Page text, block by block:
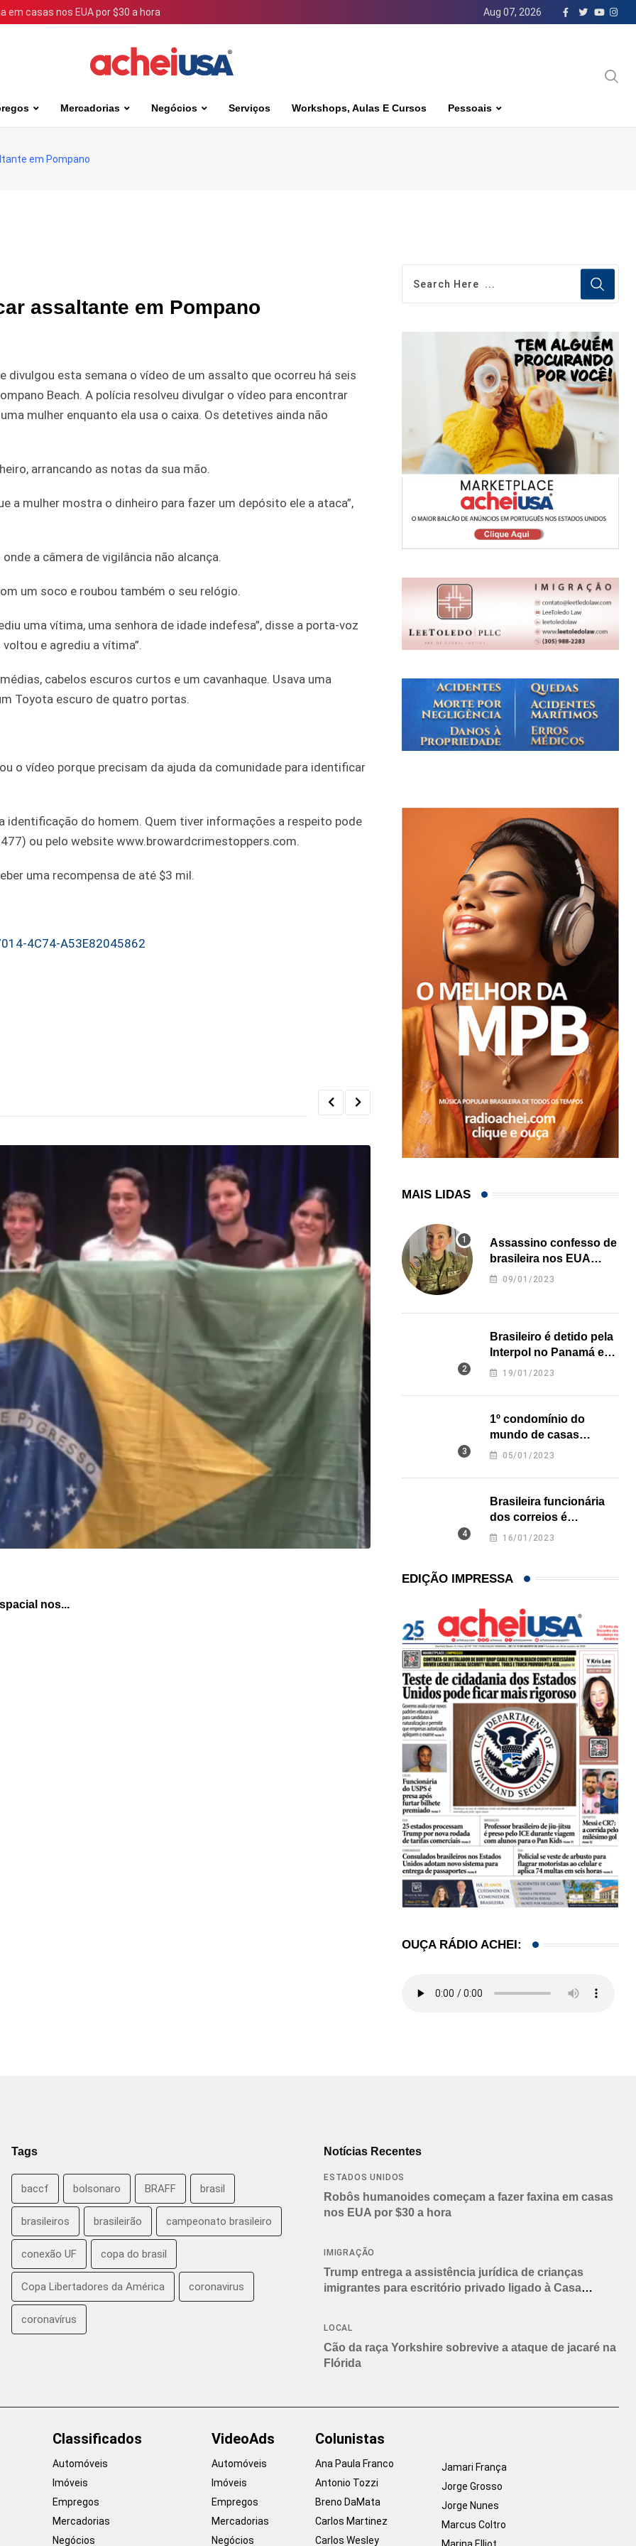
casas nos EUA por $30 a hora Aug 07, 2026
Mercadorias Negócios Serviços Workshops, Aulas E Cursos Pessoais
em Pompano
assaltante em Pompano
divulgou esta semana o vídeo de um assalto que ocorreu há seis
Beach. A polícia resolveu divulgar o vídeo para encontrar
mulher enquanto ela usa o caixa. Os detetives ainda não
arrancando as notas da sua mão.
a mulher mostra o dinheiro para fazer um depósito ele a ataca”,
a câmera de vigilância não alcança.
um soco e roubou também o seu relógio.
uma vítima, uma senhora de idade indefesa”, disse a porta-voz
e agrediu a vítima”.
cabelos escuros curtos e um cavanhaque. Usava uma
Toyota escuro de quatro portas.
o vídeo porque precisam da ajuda da comunidade para identificar
identificação do homem. Quem tiver informações a respeito pode
ou pelo website www.browardcrimestoppers.com.
uma recompensa de até $3 mil.
4C74-A53E82045862
nos...
COMUNIDADE,IMIGRAÇÃO,
04/08/2026
MAIS LIDAS
Assassino confesso de
brasileira nos EUA
revela onde deixou o
09/01/2023
Brasileiro é detido pela
Interpol no Panamá e
pode pegar prisão
19/01/2023
1º condomínio do
mundo de casas
impressas em 3D é
05/01/2023
Brasileira funcionária
dos correios é
assassinada a facadas
16/01/2023
EDIÇÃO IMPRESSA
OUÇA RÁDIO ACHEI:
Tags
baccf bolsonaro BRAFF brasil
brasileiros brasileirão campeonato brasileiro
conexão UF copa do brasil
Copa Libertadores da América coronavirus
coronavírus
Notícias Recentes
ESTADOS UNIDOS
Robôs humanoides começam a fazer faxina em casas
nos EUA por $30 a hora
IMIGRAÇÃO
Trump entrega a assistência jurídica de crianças
imigrantes para escritório privado ligado à Casa
LOCAL
Cão da raça Yorkshire sobrevive a ataque de jacaré na
Flórida
Classificados
Automóveis
Imóveis
Empregos
Mercadorias
Negócios
VideoAds
Automóveis
Imóveis
Empregos
Mercadorias
Negócios
Colunistas
Ana Paula Franco
Antonio Tozzi
Breno DaMata
Carlos Martinez
Carlos Wesley
Jamari França
Jorge Grosso
Jorge Nunes
Marcus Coltro